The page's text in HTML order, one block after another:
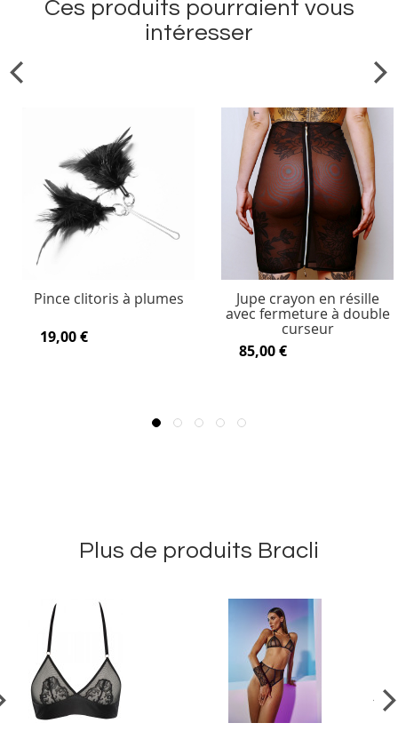
Ces produits pourraient vous
intéresser
Pince clitoris à plumes
19,00 €
Jupe crayon en résille
avec fermeture à double
curseur
85,00 €
Plus de produits Bracli